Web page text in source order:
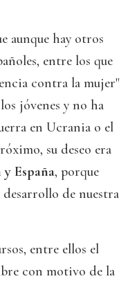
aunque hay otros
entre los que
contra la mujer"
jóvenes y no ha
en Ucrania o el
su deseo era
España, porque
de nuestra
entre ellos el
con motivo de la